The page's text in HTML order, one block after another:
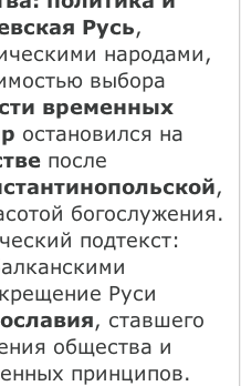
Русь,
народами,
выбора
временных
остановился на
после
,
богослужения.
подтекст:
Руси
, ставшего
общества и
принципов.